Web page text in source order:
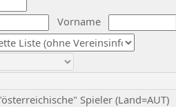
Vorname
Spieler (Land=AUT)